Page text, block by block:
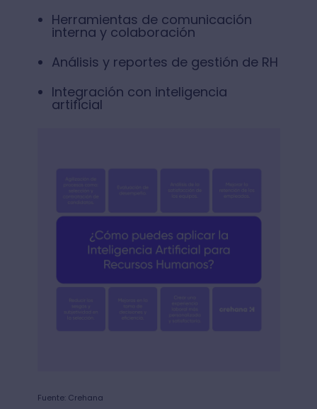
Herramientas de comunicación
interna y colaboración
Análisis y reportes de gestión de RH
Integración con inteligencia
artificial
Fuente: Crehana